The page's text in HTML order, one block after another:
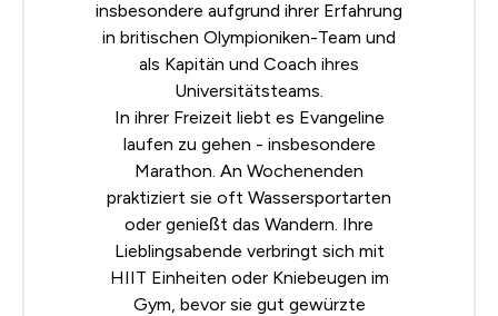
insbesondere aufgrund ihrer Erfahrung
in britischen Olympioniken-Team und
als Kapitän und Coach ihres
Universitätsteams.
In ihrer Freizeit liebt es Evangeline
laufen zu gehen - insbesondere
Marathon. An Wochenenden
praktiziert sie oft Wassersportarten
oder genießt das Wandern. Ihre
Lieblingsabende verbringt sich mit
HIIT Einheiten oder Kniebeugen im
Gym, bevor sie gut gewürzte